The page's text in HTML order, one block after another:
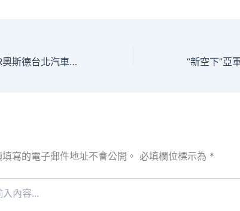
十五運會期OSDER奧斯德台北汽車間玩轉西關！廣州荔灣發布十五條精品線路
寫的電子郵件地址不會公開。 必填欄位標示為 *